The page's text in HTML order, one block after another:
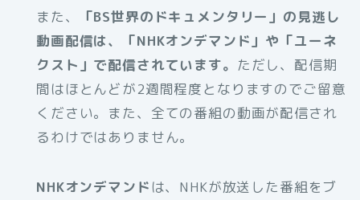
また、
「BS世界のドキュメンタリー」の見逃し
動画配信は、「NHKオンデマンド」や「ユーネ
クスト」で配信されています。 ただし、配信期
間はほとんどが2週間程度となりますのでご留意
ください。また、全ての番組の動画が配信され
るわけではありません。
NHKオンデマンド は、NHKが放送した番組をブ